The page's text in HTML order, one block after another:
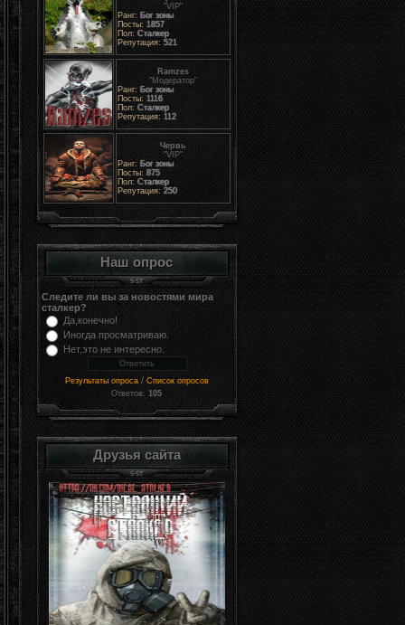
"VIP"
Ранг: Бог зоны
Посты: 1857
Пол: Сталкер
Репутация: 521
Ramzes
"Модератор"
Ранг: Бог зоны
Посты: 1116
Пол: Сталкер
Репутация: 112
Червь
"VIP"
Ранг: Бог зоны
Посты: 875
Пол: Сталкер
Репутация: 250
Наш опрос
Следите ли вы за новостями мира
сталкер?
Да,конечно!
Иногда просматриваю.
Нет,это не интересно.
Результаты опроса / Список опросов
Ответов:105
Друзья сайта